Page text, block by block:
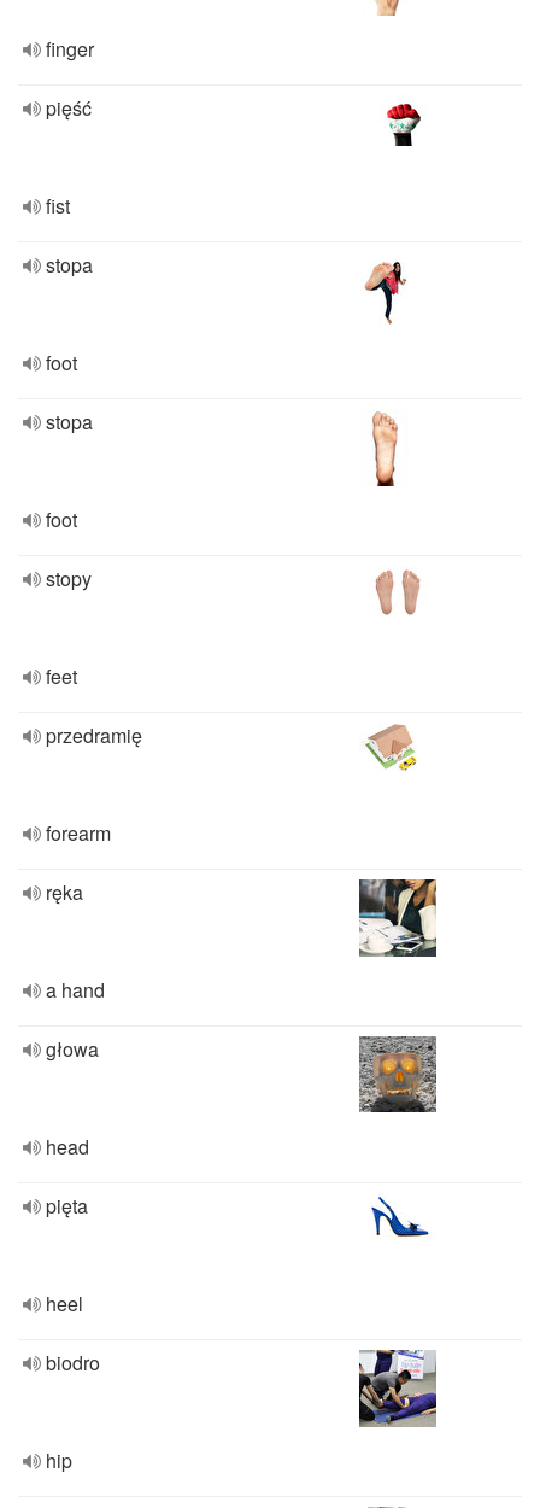
finger
pięść
fist
stopa
foot
stopa
foot
stopy
feet
przedramię
forearm
ręka
a hand
głowa
head
pięta
heel
biodro
hip